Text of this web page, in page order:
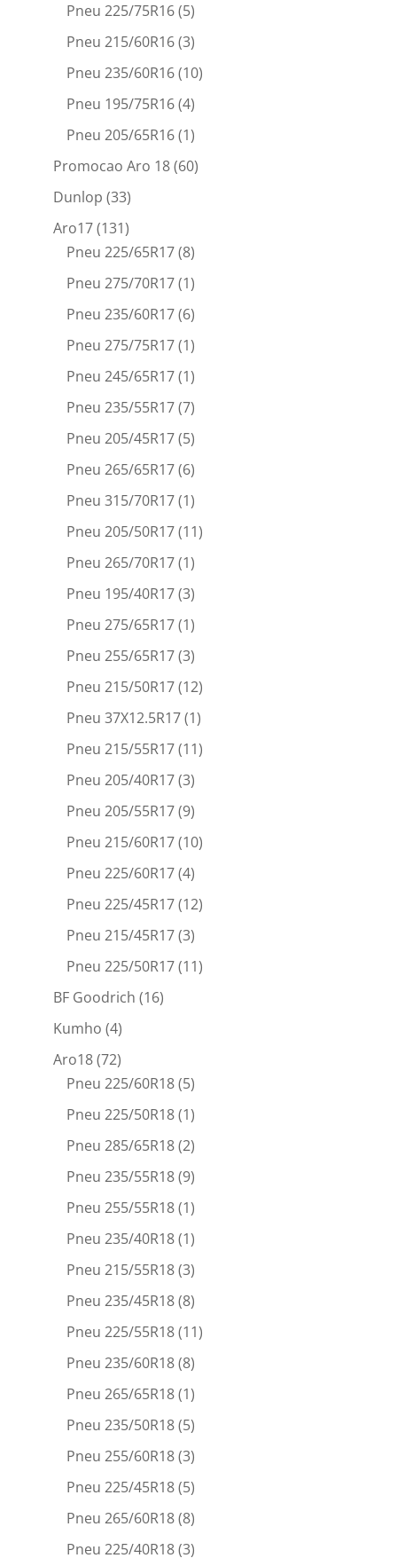
Pneu 225/75R16(5)
Pneu 215/60R16(3)
Pneu 235/60R16(10)
Pneu 195/75R16(4)
Pneu 205/65R16(1)
Promocao Aro 18(60)
Dunlop (33)
Aro17(131)
Pneu 225/65R17(8)
Pneu 275/70R17(1)
Pneu 235/60R17(6)
Pneu 275/75R17(1)
Pneu 245/65R17(1)
Pneu 235/55R17(7)
Pneu 205/45R17(5)
Pneu 265/65R17(6)
Pneu 315/70R17(1)
Pneu 205/50R17(11)
Pneu 265/70R17(1)
Pneu 195/40R17(3)
Pneu 275/65R17(1)
Pneu 255/65R17(3)
Pneu 215/50R17(12)
Pneu 37X12.5R17(1)
Pneu 215/55R17(11)
Pneu 205/40R17(3)
Pneu 205/55R17(9)
Pneu 215/60R17(10)
Pneu 225/60R17(4)
Pneu 225/45R17(12)
Pneu 215/45R17(3)
Pneu 225/50R17(11)
BF Goodrich (16)
Kumho (4)
Aro18(72)
Pneu 225/60R18(5)
Pneu 225/50R18(1)
Pneu 285/65R18(2)
Pneu 235/55R18(9)
Pneu 255/55R18(1)
Pneu 235/40R18(1)
Pneu 215/55R18(3)
Pneu 235/45R18(8)
Pneu 225/55R18(11)
Pneu 235/60R18(8)
Pneu 265/65R18(1)
Pneu 235/50R18(5)
Pneu 255/60R18(3)
Pneu 225/45R18(5)
Pneu 265/60R18(8)
Pneu 225/40R18(3)